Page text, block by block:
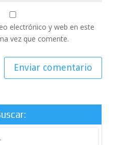
electrónico y web en este
vez que comente.